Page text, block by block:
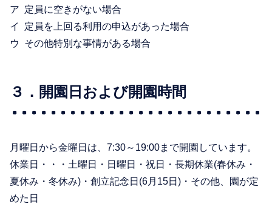
定員に空きがない場合
定員を上回る利用の申込があった場合
その他特別な事情がある場合
３．開園日および開園時間
月曜日から金曜日は、7:30～19:00まで開園しています。
休業日・・・土曜日・日曜日・祝日・長期休業(春休み・
夏休み・冬休み)・創立記念日(6月15日)・その他、園が定
めた日